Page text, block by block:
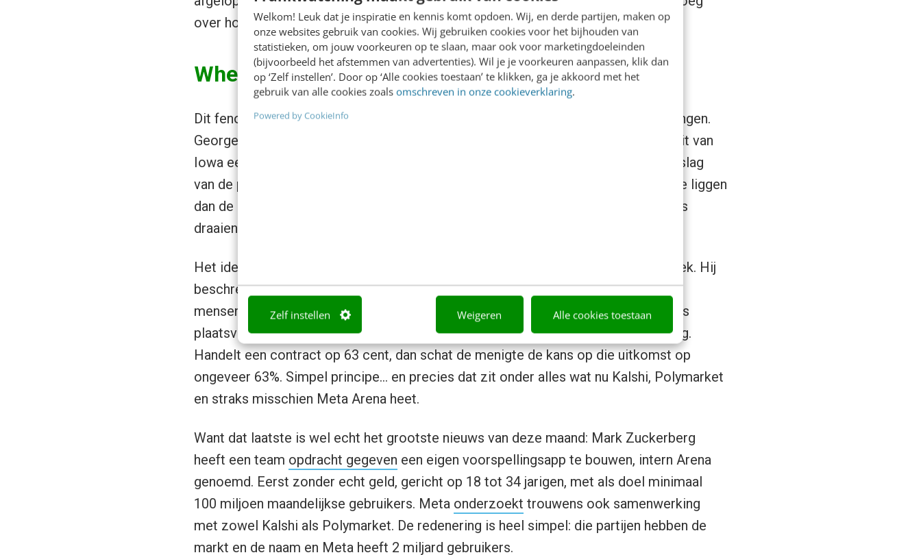
Welkom! Leuk dat je inspiratie en kennis komt opdoen. Wij, en derde partijen, maken op
onze websites gebruik van cookies. Wij gebruiken cookies voor het bijhouden van
statistieken, om jouw voorkeuren op te slaan, maar ook voor marketingdoeleinden
(bijvoorbeeld het afstemmen van advertenties). Wil je je voorkeuren aanpassen, klik dan
op ‘Zelf instellen’. Door op ‘Alle cookies toestaan’ te klikken, ga je akkoord met het
gebruik van alle cookies zoals omschreven in onze cookieverklaring.
Powered by CookieInfo
Zelf instellen Weigeren Alle cookies toestaan
over hoe snel de voorspellingsmarkten zijn gegroeid.
Where belief becomes a price
Dit fenomeen begon in 1988 met 3 economen die zich ergerden aan slechte peilingen.
George Neumann, Robert Forsythe en Forrest Nelson bouwden aan de Universiteit van
Iowa een kleine markt waarin studenten met echt geld konden handelen op de uitslag
van de presidentsverkiezing. De slotkoers bleek dichter bij de werkelijke uitslag te liggen
dan de grote peilingsbureaus Gallup, Harris en CBS. Deze Iowa Electronic Markets
draaien tot op de dag van vandaag nog.
Het idee van voorspellingsmarkten zelf gaat terug op de econoom Friedrich Hayek. Hij
beschreef al in 1945 hoe prijzen in een markt de verspreide kennis van duizenden
mensen samenvatten tot één getal. Een contract dat uitbetaalt als een gebeurtenis
plaatsvindt, krijgt daardoor vanzelf een prijs die je kunt lezen als een kansschatting.
Handelt een contract op 63 cent, dan schat de menigte de kans op die uitkomst op
ongeveer 63%. Simpel principe… en precies dat zit onder alles wat nu Kalshi, Polymarket
en straks misschien Meta Arena heet.
Want dat laatste is wel echt het grootste nieuws van deze maand: Mark Zuckerberg
heeft een team opdracht gegeven een eigen voorspellingsapp te bouwen, intern Arena
genoemd. Eerst zonder echt geld, gericht op 18 tot 34 jarigen, met als doel minimaal
100 miljoen maandelijkse gebruikers. Meta onderzoekt trouwens ook samenwerking
met zowel Kalshi als Polymarket. De redenering is heel simpel: die partijen hebben de
markt en de naam en Meta heeft 2 miljard gebruikers.